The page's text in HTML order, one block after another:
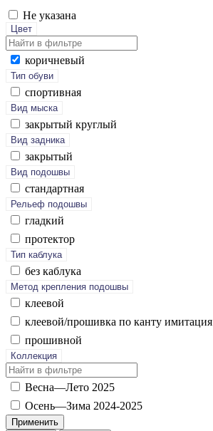
Не указана
Цвет
ко­рич­не­вый
Тип обуви
спор­тивная
Вид мыска
зак­ры­тый круг­лый
Вид задника
зак­ры­тый
Вид подошвы
стан­дарт­ная
Рельеф подошвы
глад­кий
про­тек­тор
Тип каблука
без каб­лу­ка
Метод крепления подошвы
кле­евой
кле­евой/про­шив­ка по кан­ту ими­тация
про­шив­ной
Коллекция
Вес­на—Ле­то 2025
Осень—Зи­ма 2024-2025